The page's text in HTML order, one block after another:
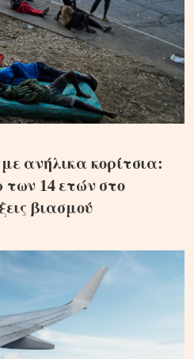
ανήλικα κορίτσια:
14 ετών στο
βιασμού